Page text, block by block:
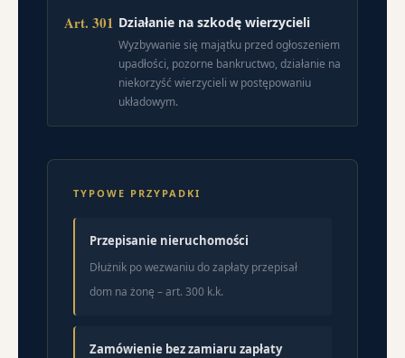
Art. 301 Działanie na szkodę wierzycieli
Wyzbywanie się majątku przed ogłoszeniem
upadłości, pozorne bankructwo, działanie na
niekorzyść wierzycieli w postępowaniu
układowym.
TYPOWE PRZYPADKI
Przepisanie nieruchomości
Dłużnik po wezwaniu do zapłaty przepisał
dom na żonę – art. 300 k.k.
Zamówienie bez zamiaru zapłaty